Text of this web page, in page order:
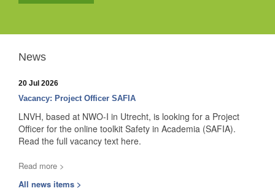
News
20 Jul 2026
Vacancy: Project Officer SAFIA
LNVH, based at NWO-I in Utrecht, is looking for a Project
Officer for the online toolkit Safety in Academia (SAFIA).
Read the full vacancy text here.
Read more >
All news items >